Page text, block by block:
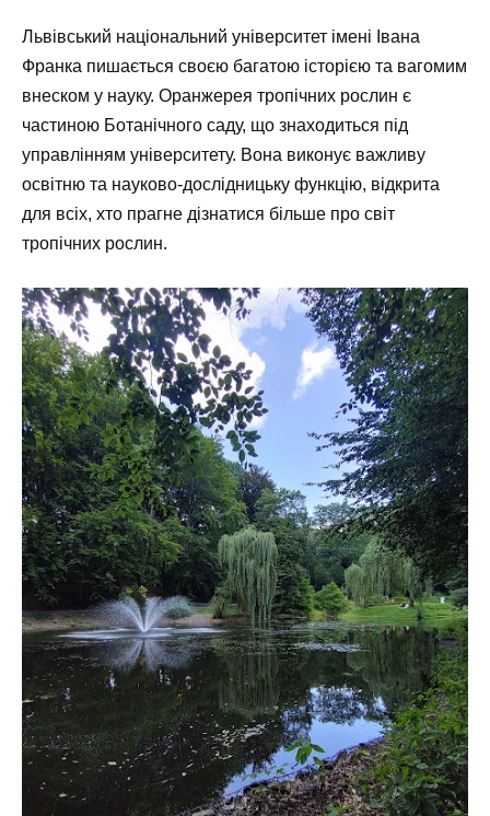
Львівський національний університет імені Івана
Франка пишається своєю багатою історією та вагомим
внеском у науку. Оранжерея тропічних рослин є
частиною Ботанічного саду, що знаходиться під
управлінням університету. Вона виконує важливу
освітню та науково-дослідницьку функцію, відкрита
для всіх, хто прагне дізнатися більше про світ
тропічних рослин.